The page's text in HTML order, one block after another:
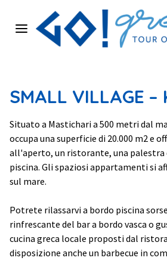
Chi siamo
Isole Greche
Cataloghi
Offerte
Strutture
SMALL VILLAGE –
Situato a Mastichari a 500 metri dal
occupa una superficie di 20.000 m2 e
all'aperto, un ristorante, una palestra
piscina. Gli spaziosi appartamenti si
sul mare.
Potrete rilassarvi a bordo piscina
rinfrescante del bar a bordo vasca o
cucina greca locale proposti dal
disposizione anche un barbecue in